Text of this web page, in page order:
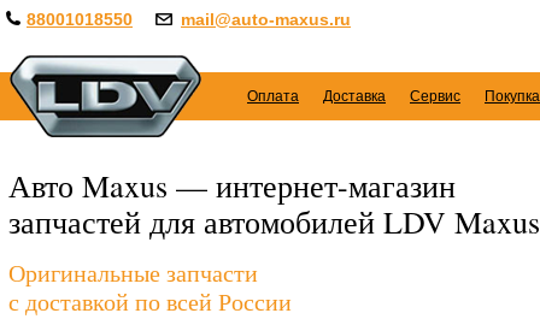
88001018550 mail@auto-maxus.ru
Оплата Доставка Сервис
Авто Maxus — интернет-магазин
запчастей для автомобилей LDV Maxus
Оригинальные запчасти
с доставкой по всей России